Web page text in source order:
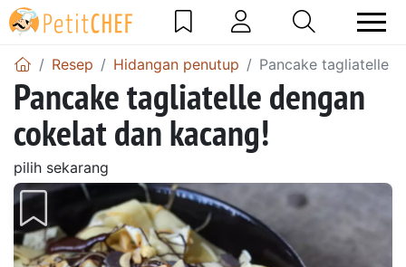
Resep Hidangan penutup Pancake tagliatelle
Pancake tagliatelle dengan
cokelat dan kacang!
pilih sekarang